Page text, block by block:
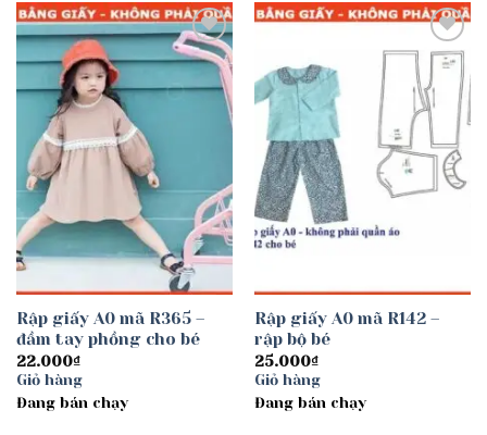
Add to
wishlist
Rập giấy A0 mã R365 –
đầm tay phồng cho bé
22.000₫
Giỏ hàng
Đang bán chạy
Add to
wishlist
Rập giấy A0 mã R142 –
rập bộ bé
25.000₫
Giỏ hàng
Đang bán chạy